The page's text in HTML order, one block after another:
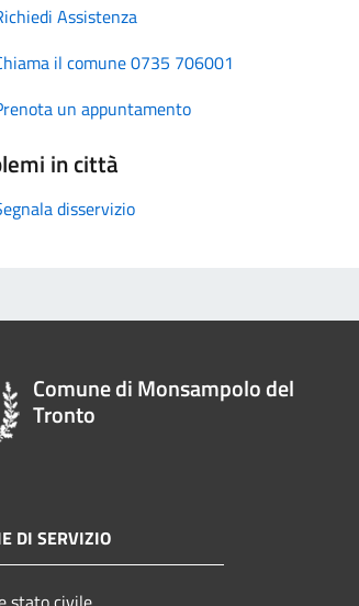
Assistenza
il comune 0735 706001
un appuntamento
in città
disservizio
Comune di Monsampolo del
Tronto
DI SERVIZIO